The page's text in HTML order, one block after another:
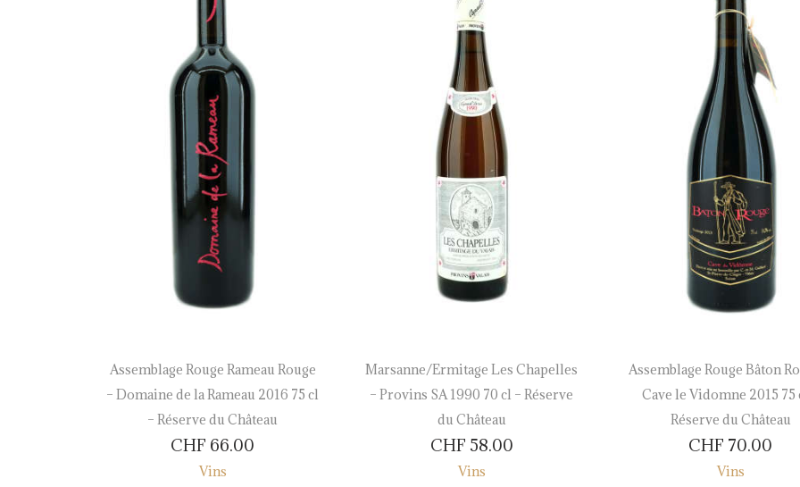
Assemblage Rouge Rameau Rouge
– Domaine de la Rameau 2016 75 cl
– Réserve du Château
CHF 66.00
Vins
Marsanne/Ermitage Les Chapelles
– Provins SA 1990 70 cl – Réserve
du Château
CHF 58.00
Vins
Assemblage Rouge Bâton
Cave le Vidomne 2015 75
Réserve du Château
CHF 70.00
Vins